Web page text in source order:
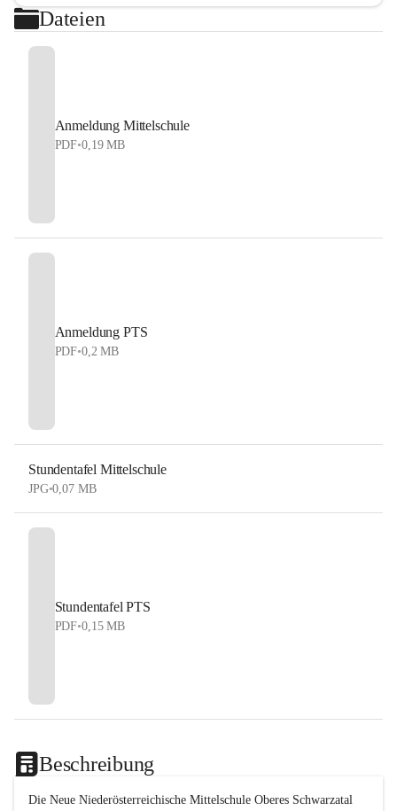
Dateien
Anmeldung Mittelschule
PDF•0,19 MB
Anmeldung PTS
PDF•0,2 MB
Stundentafel Mittelschule
JPG•0,07 MB
Stundentafel PTS
PDF•0,15 MB
Beschreibung
Die Neue Niederösterreichische Mittelschule Oberes Schwarzatal